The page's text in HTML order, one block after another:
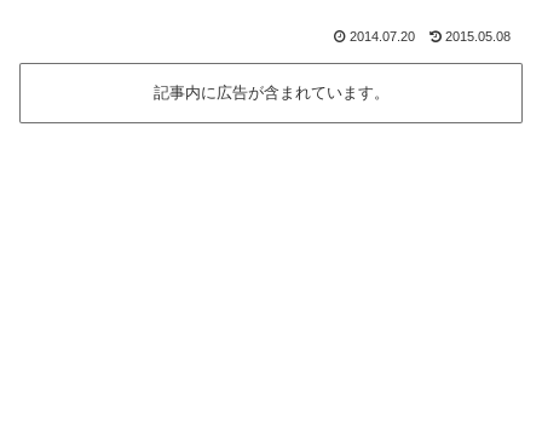
2014.07.20 2015.05.08
記事内に広告が含まれています。